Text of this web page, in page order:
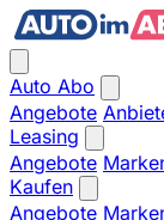
Auto Abo
Angebote
Leasing
Angebote
Kaufen
Angebote